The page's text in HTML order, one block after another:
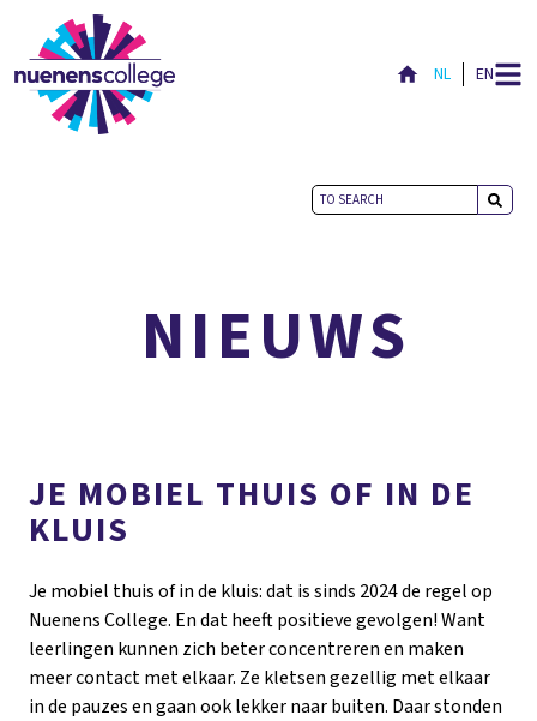
NL EN
ACTUEEL
NIEUWS
JE MOBIEL THUIS OF IN DE
KLUIS
Je mobiel thuis of in de kluis: dat is sinds 2024 de regel op
Nuenens College. En dat heeft positieve gevolgen! Want
leerlingen kunnen zich beter concentreren en maken
meer contact met elkaar. Ze kletsen gezellig met elkaar
in de pauzes en gaan ook lekker naar buiten. Daar stonden